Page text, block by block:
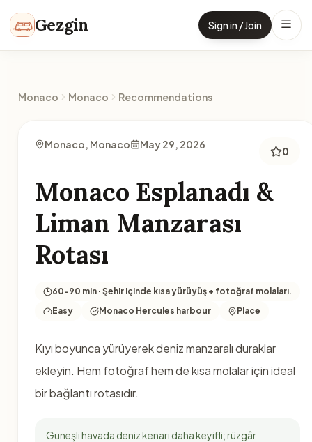
Gezgin Sign in / Join
Monaco Monaco Recommendations
Monaco, Monaco May 29, 2026
0
Monaco Esplanadı &
Liman Manzarası
Rotası
60-90 min · Şehir içinde kısa yürüyüş + fotoğraf molaları.
Easy
Monaco Hercules harbour Place
Kıyı boyunca yürüyerek deniz manzaralı duraklar
ekleyin. Hem fotoğraf hem de kısa molalar için ideal
bir bağlantı rotasıdır.
Güneşli havada deniz kenarı daha keyifli; rüzgâr